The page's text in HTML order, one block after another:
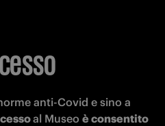
anti-Covid e sino a
al Museo è consentito